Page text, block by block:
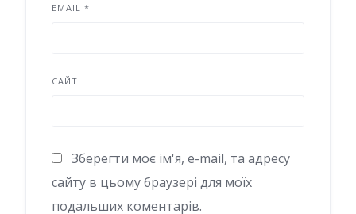
EMAIL *
САЙТ
Зберегти моє ім'я, e-mail, та адресу
сайту в цьому браузері для моїх
подальших коментарів.